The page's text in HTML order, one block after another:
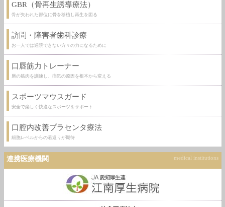
GBR（骨再生誘導療法）
骨が失われた部位に骨を移植し再生を図る
訪問・障害者歯科診療
お一人では通院できない方々の力になるために
口唇筋力トレーナー
唇の筋肉を訓練し、病気の原因を根本から変える
スポーツマウスガード
安全で楽しく快適なスポーツをサポート
口腔内改善プラセンタ療法
細胞レベルからの若返りが期待
連携医療機関 medical institutions